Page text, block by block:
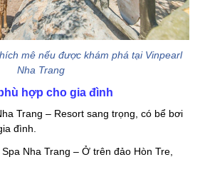
mê nếu được khám phá tại Vinpearl
Nha Trang
hợp cho gia đình
Trang – Resort sang trọng, có bể bơi
đình.
Nha Trang – Ở trên đảo Hòn Tre,